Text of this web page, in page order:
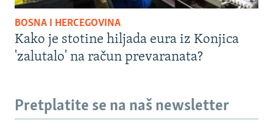
BOSNA I HERCEGOVINA
Kako je stotine hiljada eura iz Konjica
'zalutalo' na račun prevaranata?
Pretplatite se na naš newsletter